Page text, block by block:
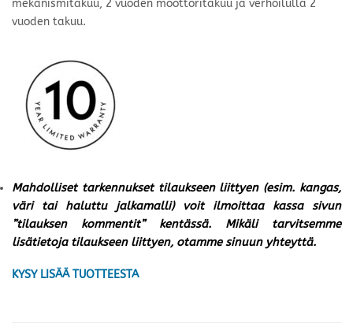
mekanismitakuu, 2 vuoden moottoritakuu ja verhoilulla 2
vuoden takuu.
Mahdolliset tarkennukset tilaukseen liittyen (esim. kangas,
väri tai haluttu jalkamalli) voit ilmoittaa kassa sivun
”tilauksen kommentit” kentässä. Mikäli tarvitsemme
lisätietoja tilaukseen liittyen, otamme sinuun yhteyttä.
KYSY LISÄÄ TUOTTEESTA